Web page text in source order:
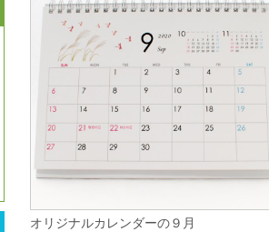
オリジナルカレンダーの９月